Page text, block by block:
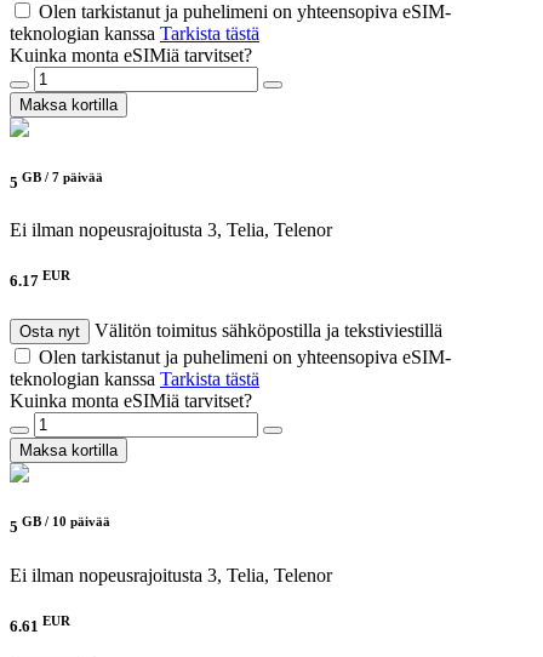
Olen tarkistanut ja puhelimeni on yhteensopiva eSIM-
teknologian kanssa Tarkista tästä
Kuinka monta eSIMiä tarvitset?
Maksa kortilla
5 GB / 7 päivää
Ei ilman nopeusrajoitusta 3, Telia, Telenor
6.17 EUR
Osta nyt
Välitön toimitus sähköpostilla ja tekstiviestillä
Olen tarkistanut ja puhelimeni on yhteensopiva eSIM-
teknologian kanssa Tarkista tästä
Kuinka monta eSIMiä tarvitset?
Maksa kortilla
5 GB / 10 päivää
Ei ilman nopeusrajoitusta 3, Telia, Telenor
6.61 EUR